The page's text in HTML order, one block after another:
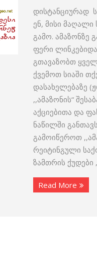
დისტანციურად
ენ, მისი მაღალი
გამო. ამაზონზე
ფერი
გთავაზობთ
ქვემოთ სიაში
დასახელებაზე
,,ამაზონის“
აქციებითა და
ნაწილში
გამოიწეროთ
რეიტინგული
ზამთრის
Read More